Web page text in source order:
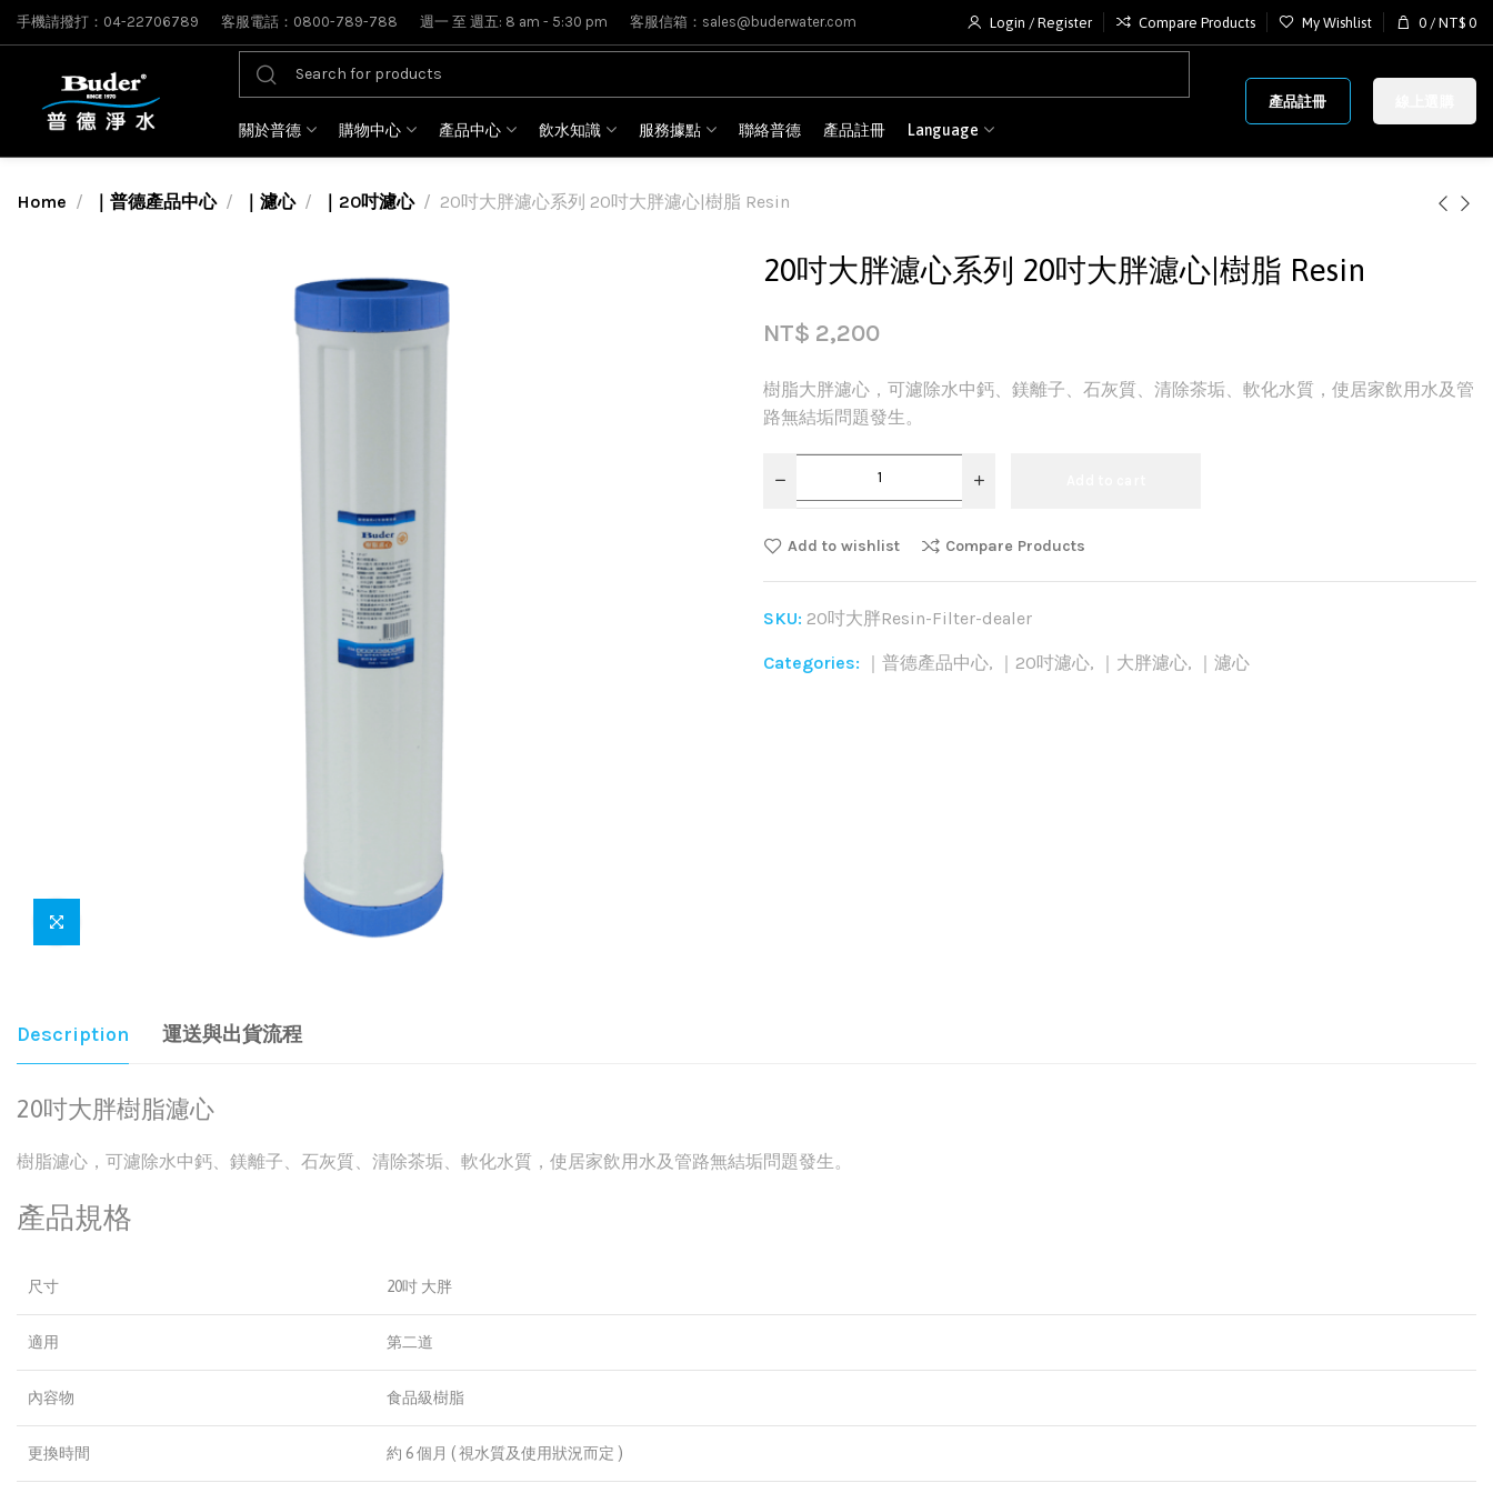
手機請撥打：04-22706789 客服電話：0800-789-788 週一 至 週五: 8 am - 5:30 pm 客服信箱：sales@buderwater.com Login / Register Compare Products My Wishlist 0 / NT$ 0
關於普德 購物中心 產品中心 飲水知識 服務據點 聯絡普德 產品註冊 Language
產品註冊
Home ｜普德產品中心 ｜濾心 ｜20吋濾心 20吋大胖濾心系列 20吋大胖濾心|樹脂 Resin
20吋大胖濾心系列 20吋大胖濾心|樹脂 Resin
NT$ 2,200
樹脂大胖濾心，可濾除水中鈣、鎂離子、石灰質、清除茶垢、軟化水質，使居家飲用水及管
路無結垢問題發生。
Add to wishlist Compare Products
SKU: 20吋大胖Resin-Filter-dealer
Categories: ｜普德產品中心, ｜20吋濾心, ｜大胖濾心, ｜濾心
Description 運送與出貨流程
20吋大胖樹脂濾心
樹脂濾心，可濾除水中鈣、鎂離子、石灰質、清除茶垢、軟化水質，使居家飲用水及管路無結垢問題發生。
產品規格
尺寸 20吋 大胖
適用 第二道
內容物 食品級樹脂
更換時間 約 6 個月 ( 視水質及使用狀況而定 )